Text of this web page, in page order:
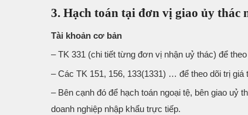
3. Hạch toán tại đơn vị giao ủy thác
Tài khoản cơ bản
– TK 331 (chi tiết từng đơn vị nhận uỷ thác) để
– Các TK 151, 156, 133(1331) … để theo dõi trị
– Bên cạnh đó để hạch toán ngoại tệ, bên giao uỷ
doanh nghiệp nhập khẩu trực tiếp.